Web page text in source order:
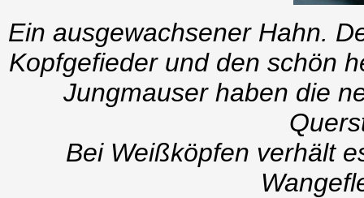
Ein ausgewachsener Hahn.
Kopfgefieder und den schön
Jungmauser haben die
Bei Weißköpfen verhält